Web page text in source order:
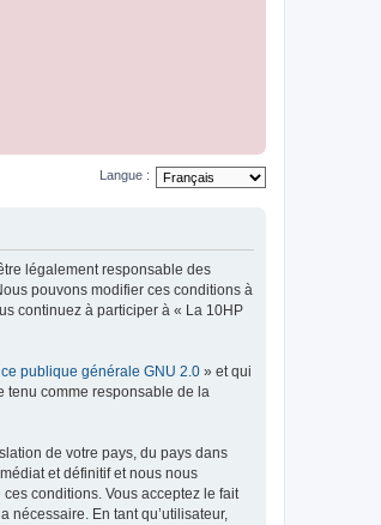
Langue :
légalement responsable des
pouvons modifier ces conditions à
continuez à participer à « La 10HP
publique générale GNU 2.0 » et qui
tenu comme responsable de la
de votre pays, du pays dans
et définitif et nous nous
conditions. Vous acceptez le fait
nécessaire. En tant qu’utilisateur,